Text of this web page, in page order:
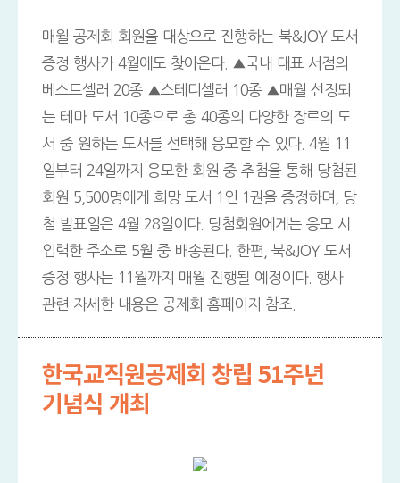
매월 공제회 회원을 대상으로 진행하는 북&JOY 도서
증정 행사가 4월에도 찾아온다. ▲국내 대표 서점의
베스트셀러 20종 ▲스테디셀러 10종 ▲매월 선정되
는 테마 도서 10종으로 총 40종의 다양한 장르의 도
서 중 원하는 도서를 선택해 응모할 수 있다. 4월 11
일부터 24일까지 응모한 회원 중 추첨을 통해 당첨된
회원 5,500명에게 희망 도서 1인 1권을 증정하며, 당
첨 발표일은 4월 28일이다. 당첨회원에게는 응모 시
입력한 주소로 5월 중 배송된다. 한편, 북&JOY 도서
증정 행사는 11월까지 매월 진행될 예정이다. 행사
관련 자세한 내용은 공제회 홈페이지 참조.
한국교직원공제회 창립 51주년
기념식 개최